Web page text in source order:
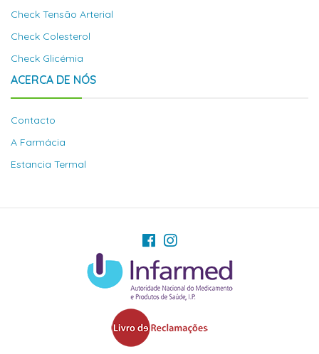
Check Tensão Arterial
Check Colesterol
Check Glicémia
ACERCA DE NÓS
Contacto
A Farmácia
Estancia Termal